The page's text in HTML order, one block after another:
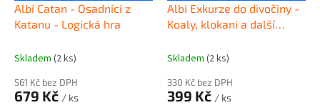
Albi Catan - Osadníci z
Katanu - Logická hra
Skladem (2 ks)
561 Kč bez DPH
679 Kč / ks
Albi Exkurze do divočiny -
Koaly, klokani a další
Skladem (2 ks)
330 Kč bez DPH
399 Kč / ks